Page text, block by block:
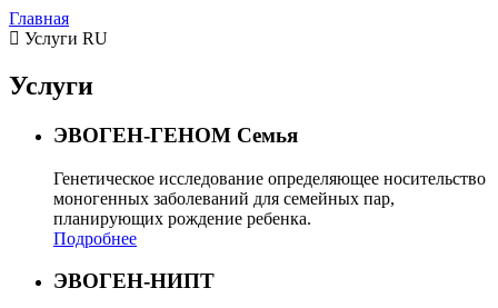
Главная
Услуги RU
Услуги
ЭВОГЕН-ГЕНОМ Семья
Генетическое исследование определяющее носительство
моногенных заболеваний для семейных пар,
планирующих рождение ребенка.
Подробнее
ЭВОГЕН-НИПТ